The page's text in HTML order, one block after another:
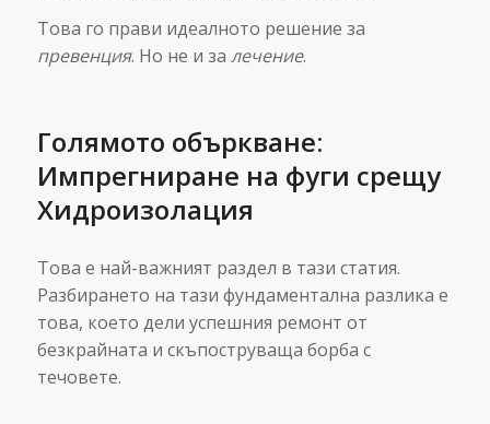
Това го прави идеалното решение за
превенция. Но не и за лечение.
Голямото объркване:
Импрегниране на фуги срещу
Хидроизолация
Това е най-важният раздел в тази статия.
Разбирането на тази фундаментална разлика е
това, което дели успешния ремонт от
безкрайната и скъпоструваща борба с
течовете.